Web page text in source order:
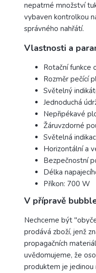
nepatrné množství
vybaven kontrolkou
správného nahřátí.
Vlastnosti a
Rotační funkce
Rozměr pečící
Světelný
Jednoduchá
Nepřipékavé
Žáruvzdorné
Světelná
Horizontální a
Bezpečnostní
Délka
Příkon: 700 W
V přípravě
Nechceme být
prodává zboží, jenž
propagačních
uvědomujeme, že
produktem je jedinou